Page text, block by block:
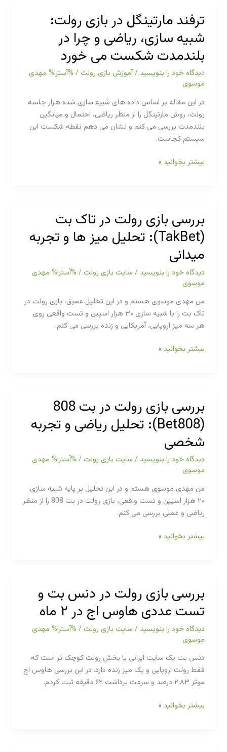
پوشش
۲۴
خانه
و
محاسبه
دقیق
اج
ترفند مارتینگل در بازی رولت:
شبیه سازی، ریاضی و چرا در
بلندمدت شکست می خورد
دیدگاه‌ خود را بنویسید /آموزش بازی رولت/ %آسترا% مهدی
موسوی
در این مقاله بر اساس داده های شبیه سازی شده هزار جلسه
رولت، روش مارتینگل را از منظر ریاضی، احتمال و میانگین
بلندمدت بررسی می کنم و نشان می دهم نقطه شکست این
سیستم کجاست.
ترفند
شبیه
سازی،
ریاضی
و
چرا
در
شکست
خورد
بیشتر بخوانید »
بررسی بازی رولت در تاک بت
(TakBet): تحلیل میز ها و تجربه
میدانی
دیدگاه‌ خود را بنویسید / سایت بازی رولت/ %آسترا% مهدی
موسوی
من مهدی موسوی هستم و در این تحلیل عمیق، بازی رولت در
تاک بت را با شبیه سازی ۳۰ هزار اسپین و تست واقعی روی
هر سه میز اروپایی، آمریکایی و زنده بررسی می کنم.
بررسی
بت
(TakBet):
تحلیل
میز
ها
و
میدانی
بیشتر بخوانید »
بررسی بازی رولت در بت 808
(Bet808): تحلیل ریاضی و تجربه
شخصی
دیدگاه‌ خود را بنویسید / سایت بازی رولت/ %آسترا% مهدی
موسوی
من مهدی موسوی هستم و در این تحلیل بر پایه شبیه سازی
۲۰ هزار اسپین و تست واقعی، بازی رولت در بت 808 را از منظر
ریاضی و عملی بررسی می کنم.
بررسی
808
(Bet808):
ریاضی
و
تجربه
شخصی
بیشتر بخوانید »
بررسی بازی رولت در دنس بت و
تست عددی هاوس اج در ۲ ماه
دیدگاه‌ خود را بنویسید / سایت بازی رولت/ %آسترا% مهدی
موسوی
دنس بت یک سایت ایرانی با بخش رولت کوچک تر است که
فقط رولت اروپایی و یک میز زنده دارد. در این بررسی هاوس اج
موثر ۲.۸۳ درصد و سرعت برداشت ۶۲ دقیقه ثبت کردم.
بررسی
بیشتر بخوانید »